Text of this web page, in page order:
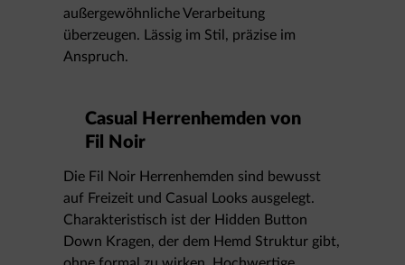
außergewöhnliche Verarbeitung
überzeugen. Lässig im Stil, präzise im
Anspruch.
Casual Herrenhemden von
Fil Noir
Die Fil Noir Herrenhemden sind bewusst
auf Freizeit und Casual Looks ausgelegt.
Charakteristisch ist der Hidden Button
Down Kragen, der dem Hemd Struktur gibt,